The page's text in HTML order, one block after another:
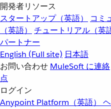
開発者リソース
スタートアップ（英語）
コミ
（英語）
チュートリアル（英
パートナー
English (Full site) 日本語
お問い合わせ MuleSoft に連絡
点
ログイン
Anypoint Platform（英語）